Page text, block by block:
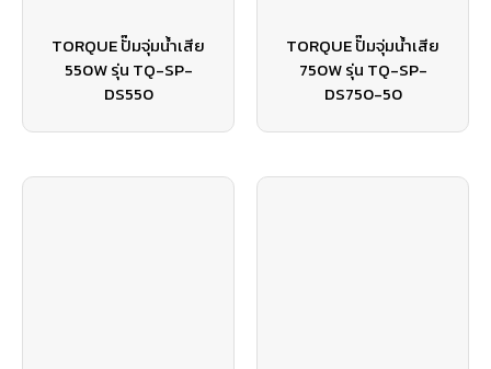
TORQUE ปั๊มจุ่มน้ำเสีย
550W รุ่น TQ-SP-
DS550
TORQUE ปั๊มจุ่มน้ำเสีย
750W รุ่น TQ-SP-
DS750-50